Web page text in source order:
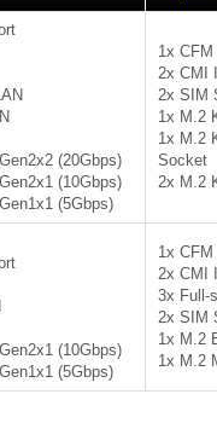
(20Gbps)
(10Gbps)
(5Gbps)
1x
2x CMI
2x SIM
1x M.2
1x M.2
Socket
2x M.2
(10Gbps)
(5Gbps)
1x
2x CMI
3x Full-
2x SIM
1x M.2
1x M.2